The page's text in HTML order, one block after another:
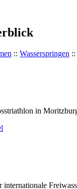
:: Wasserspringen ::
in